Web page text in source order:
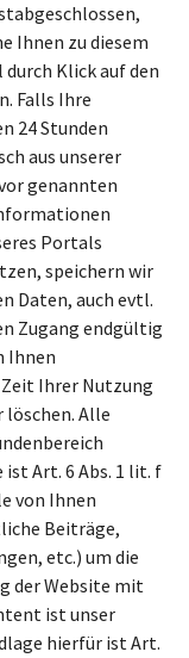
Ihnen zu diesem
Klick auf den
Falls Ihre
24 Stunden
aus unserer
genannten
Portals
speichern wir
Daten, auch evtl.
Zugang endgültig
Ihnen
Ihrer Nutzung
löschen. Alle
Art. 6 Abs. 1 lit. f
von Ihnen
Beiträge,
etc.) um die
der Website mit
ist unser
hierfür ist Art.